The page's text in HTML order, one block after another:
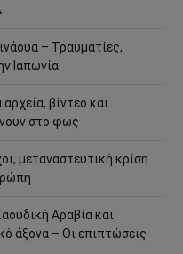
– Τραυματίες,
Ιαπωνία
βίντεο και
στο φως
μεταναστευτική κρίση
Αραβία και
άξονα – Οι επιπτώσεις